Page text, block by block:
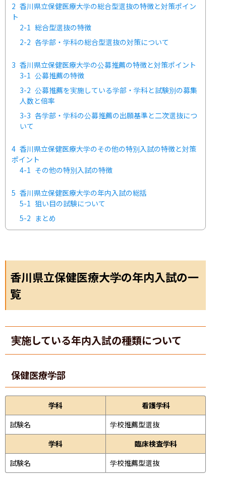
2 香川県立保健医療大学の総合型選抜の特徴と対策ポイン
ト
2-1 総合型選抜の特徴
2-2 各学部・学科の総合型選抜の対策について
3 香川県立保健医療大学の公募推薦の特徴と対策ポイント
3-1 公募推薦の特徴
3-2 公募推薦を実施している学部・学科と試験別の募集
人数と倍率
3-3 各学部・学科の公募推薦の出願基準と二次選抜につ
いて
4 香川県立保健医療大学のその他の特別入試の特徴と対策
ポイント
4-1 その他の特別入試の特徴
5 香川県立保健医療大学の年内入試の総括
5-1 狙い目の試験について
5-2 まとめ
香川県立保健医療大学の年内入試の一
覧
実施している年内入試の種類について
保健医療学部
学科
看護学科
試験名
学校推薦型選抜
学科
臨床検査学科
試験名
学校推薦型選抜